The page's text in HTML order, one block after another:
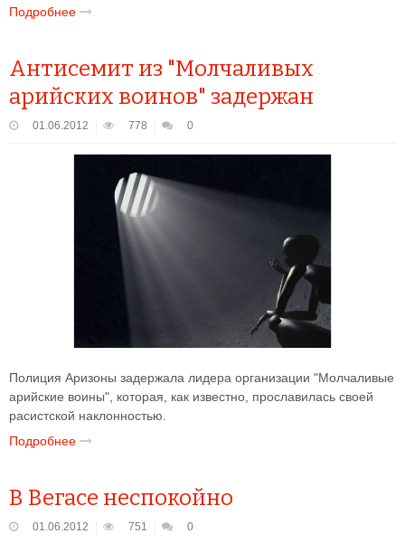
Подробнее
Антисемит из "Молчаливых
арийских воинов" задержан
01.06.2012 778 0
Полиция Аризоны задержала лидера организации "Молчаливые
арийские воины", которая, как известно, прославилась своей
расистской наклонностью.
Подробнее
В Вегасе неспокойно
01.06.2012 751 0